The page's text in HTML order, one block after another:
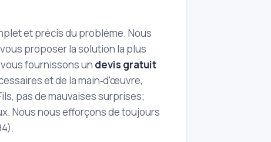
et précis du problème. Nous
proposer la solution la plus
fournissons un devis gratuit
et de la main‑d'œuvre,
pas de mauvaises surprises;
Nous nous efforçons de toujours